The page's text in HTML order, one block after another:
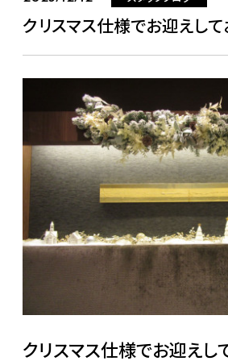
クリスマス仕様でお迎えし
クリスマス仕様でお迎えし